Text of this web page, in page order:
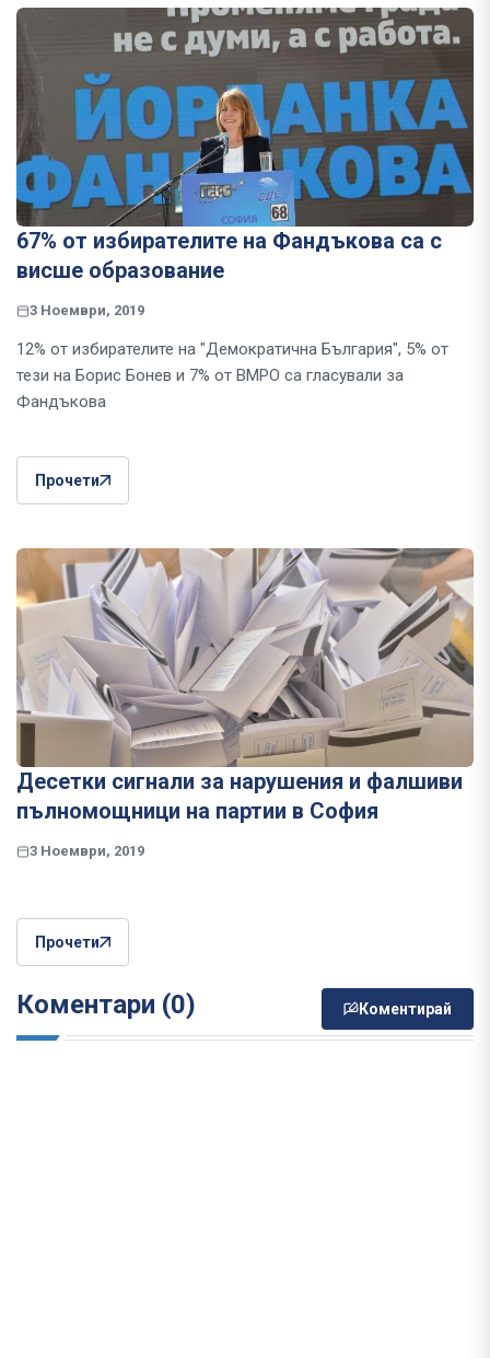
67% от избирателите на Фандъкова са с
висше образование
3 Ноември, 2019
12% от избирателите на "Демократична България", 5% от
тези на Борис Бонев и 7% от ВМРО са гласували за
Фандъкова
Прочети
Десетки сигнали за нарушения и фалшиви
пълномощници на партии в София
3 Ноември, 2019
Прочети
Коментари (0) Коментирай